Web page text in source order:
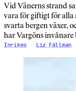
Vid Vänerns strand
vara för giftigt för alla
svarta bergen växer,
har Vargöns
Inrikes Liz Fällman